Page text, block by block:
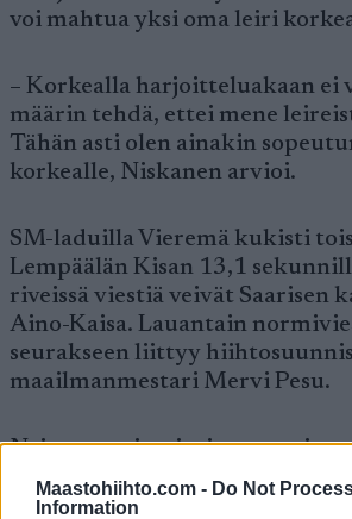
Maastohiihto.com - Do Not
Information
voi mahtua yksi oma leiri
– Korkealla harjoitteluakaan ei
määrin tehdä, ettei mene
Tähän asti olen ainakin
korkealle, Niskanen arvioi.
SM-laduilla Vieremä kukisti
Lempäälän Kisan 13,1
riveissä viestiä veivät Saarisen
Aino-Kaisa. Lauantain
seurakseen liittyy
maailmanmestari Mervi Pesu.
Naisten parisprintin pronssin
Hämeenlinnan Hiihtoseuran
Hakala–Laura Ahervo.